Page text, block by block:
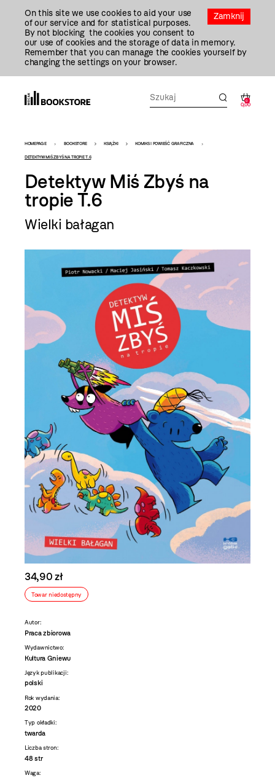
Zamknij
On this site we use cookies to aid your use
of our service and for statistical purposes.
By not blocking the cookies you consent to
our use of cookies and the storage of data in memory.
Remember that you can manage the cookies yourself by
changing the settings on your browser.
0
0,00
Bookstore
-
szablon
szczegóły
HOMEPAGE BOOKSTORE KSIĄŻKI KOMIKS I POWIEŚĆ GRAFICZNA
DETEKTYW MIŚ ZBYŚ NA TROPIE T.6
Detektyw Miś Zbyś na
tropie T.6
Wielki bałagan
34,90 zł
Towar niedostępny
Autor:
Praca zbiorowa
Wydawnictwo:
Kultura Gniewu
Język publikacji:
polski
Rok wydania:
2020
Typ okładki:
twarda
Liczba stron:
48 str
Waga: